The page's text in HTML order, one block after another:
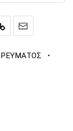
ΡΕΥΜΑΤΟΣ ·